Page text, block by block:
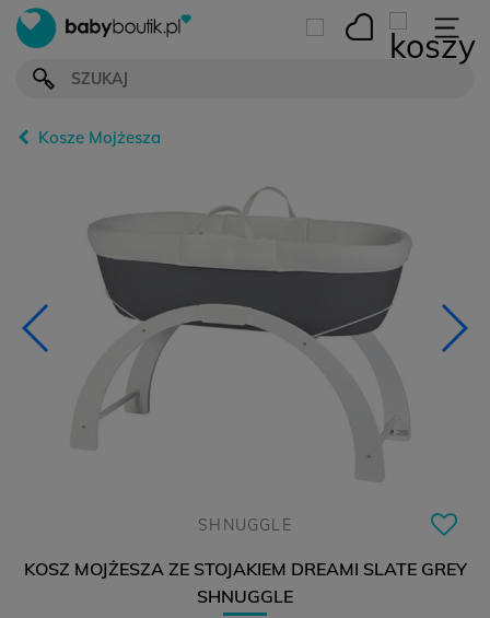
Kosze Mojżesza
SHNUGGLE
KOSZ MOJŻESZA ZE STOJAKIEM DREAMI SLATE GREY
SHNUGGLE